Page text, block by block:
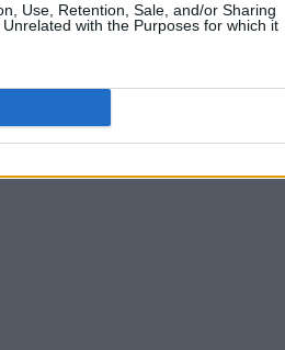
Use, Retention, Sale, and/or Sharing
with the Purposes for which it